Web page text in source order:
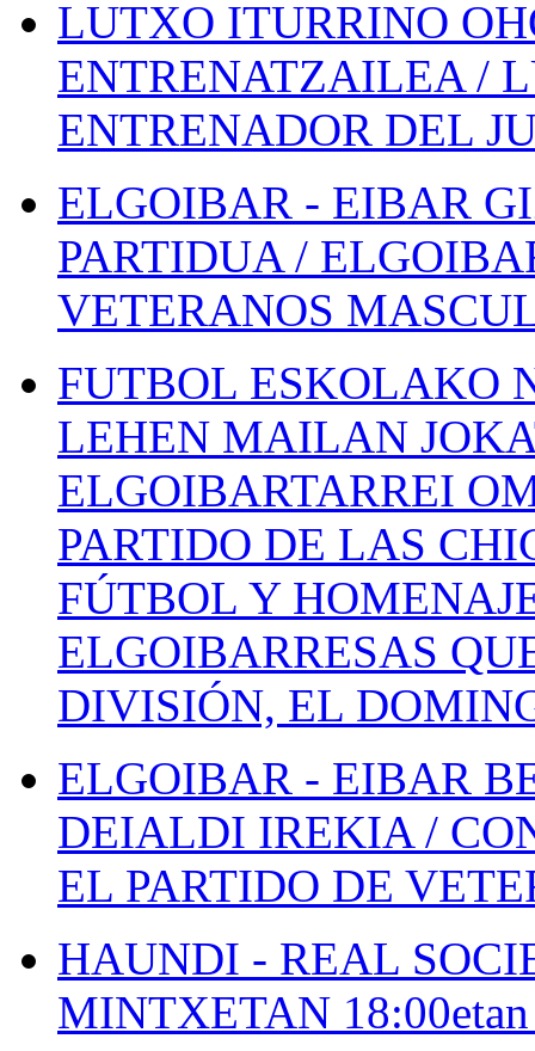
LUTXO ITURRINO
ENTRENATZAILEA /
ENTRENADOR DEL
ELGOIBAR - EIBAR
PARTIDUA /
VETERANOS
FUTBOL ESKOLAKO
LEHEN MAILAN
ELGOIBARTARREI
PARTIDO DE LAS
FÚTBOL Y
ELGOIBARRESAS
DIVISIÓN, EL
ELGOIBAR - EIBAR
DEIALDI IREKIA /
EL PARTIDO DE
HAUNDI - REAL
MINTXETAN